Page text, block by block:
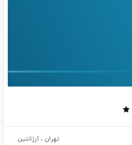
تهران ، آرژانتین